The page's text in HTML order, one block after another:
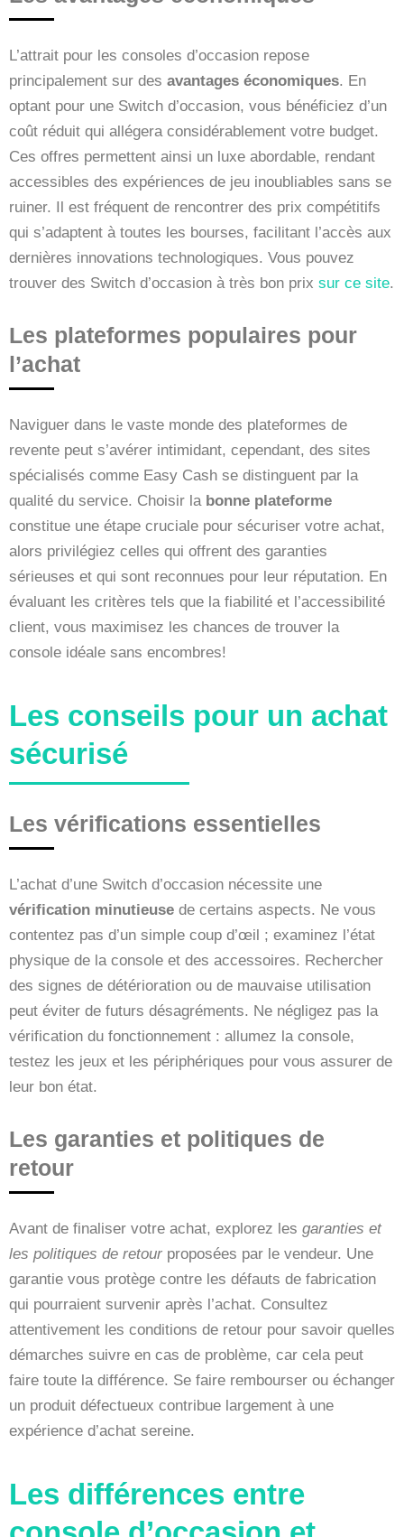
L’attrait pour les consoles d’occasion repose
principalement sur des avantages économiques. En
optant pour une Switch d’occasion, vous bénéficiez d’un
coût réduit qui allégera considérablement votre budget.
Ces offres permettent ainsi un luxe abordable, rendant
accessibles des expériences de jeu inoubliables sans se
ruiner. Il est fréquent de rencontrer des prix compétitifs
qui s’adaptent à toutes les bourses, facilitant l’accès aux
dernières innovations technologiques. Vous pouvez
trouver des Switch d’occasion à très bon prix sur ce site.
Les plateformes populaires pour
l’achat
Naviguer dans le vaste monde des plateformes de
revente peut s’avérer intimidant, cependant, des sites
spécialisés comme Easy Cash se distinguent par la
qualité du service. Choisir la bonne plateforme
constitue une étape cruciale pour sécuriser votre achat,
alors privilégiez celles qui offrent des garanties
sérieuses et qui sont reconnues pour leur réputation. En
évaluant les critères tels que la fiabilité et l’accessibilité
client, vous maximisez les chances de trouver la
console idéale sans encombres!
Les conseils pour un achat
sécurisé
Les vérifications essentielles
L’achat d’une Switch d’occasion nécessite une
vérification minutieuse de certains aspects. Ne vous
contentez pas d’un simple coup d’œil ; examinez l’état
physique de la console et des accessoires. Rechercher
des signes de détérioration ou de mauvaise utilisation
peut éviter de futurs désagréments. Ne négligez pas la
vérification du fonctionnement : allumez la console,
testez les jeux et les périphériques pour vous assurer de
leur bon état.
Les garanties et politiques de
retour
Avant de finaliser votre achat, explorez les garanties et
les politiques de retour proposées par le vendeur. Une
garantie vous protège contre les défauts de fabrication
qui pourraient survenir après l’achat. Consultez
attentivement les conditions de retour pour savoir quelles
démarches suivre en cas de problème, car cela peut
faire toute la différence. Se faire rembourser ou échanger
un produit défectueux contribue largement à une
expérience d’achat sereine.
Les différences entre